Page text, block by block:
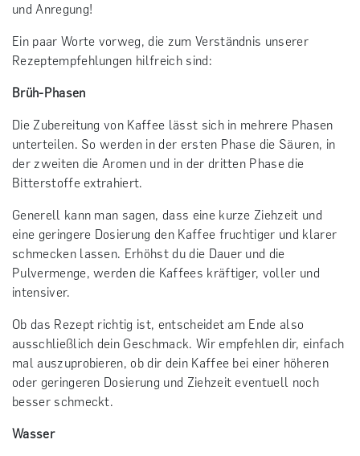
und Anregung!
Ein paar Worte vorweg, die zum Verständnis unserer
Rezeptempfehlungen hilfreich sind:
Brüh-Phasen
Die Zubereitung von Kaffee lässt sich in mehrere Phasen
unterteilen. So werden in der ersten Phase die Säuren, in
der zweiten die Aromen und in der dritten Phase die
Bitterstoffe extrahiert.
Generell kann man sagen, dass eine kurze Ziehzeit und
eine geringere Dosierung den Kaffee fruchtiger und klarer
schmecken lassen. Erhöhst du die Dauer und die
Pulvermenge, werden die Kaffees kräftiger, voller und
intensiver.
Ob das Rezept richtig ist, entscheidet am Ende also
ausschließlich dein Geschmack. Wir empfehlen dir, einfach
mal auszuprobieren, ob dir dein Kaffee bei einer höheren
oder geringeren Dosierung und Ziehzeit eventuell noch
besser schmeckt.
Wasser